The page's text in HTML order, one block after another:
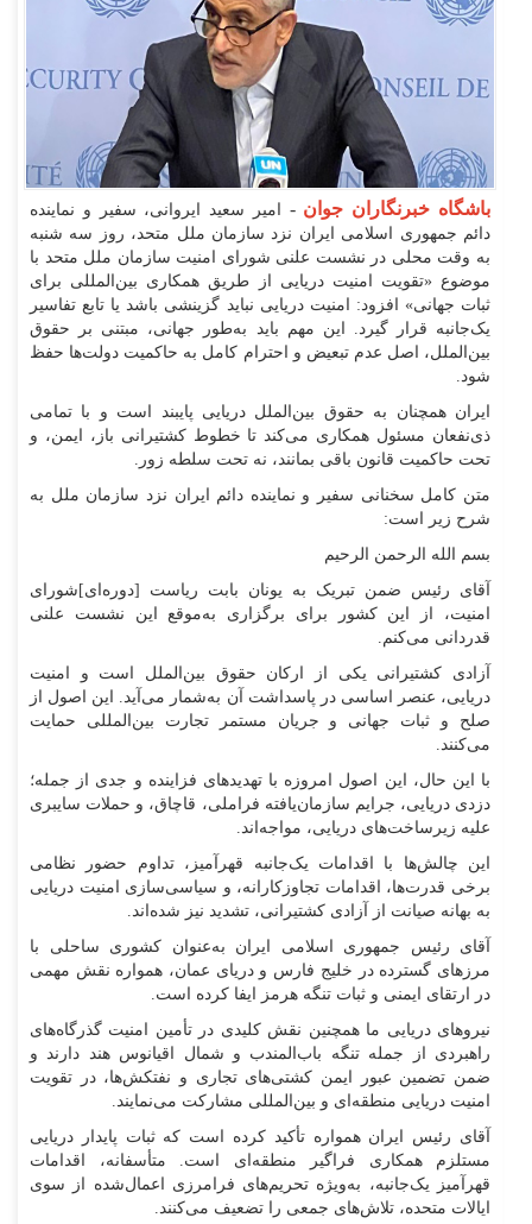
باشگاه خبرنگاران جوان - امیر سعید ایروانی، سفیر و نماینده
دائم جمهوری اسلامی ایران نزد سازمان ملل متحد، روز سه شنبه
به وقت محلی در نشست علنی شورای امنیت سازمان ملل متحد با
موضوع «تقویت امنیت دریایی از طریق همکاری بین‌المللی برای
ثبات جهانی» افزود: امنیت دریایی نباید گزینشی باشد یا تابع تفاسیر
یک‌جانبه قرار گیرد. این مهم باید به‌طور جهانی، مبتنی بر حقوق
بین‌الملل، اصل عدم تبعیض و احترام کامل به حاکمیت دولت‌ها حفظ
شود.
ایران همچنان به حقوق بین‌الملل دریایی پایبند است و با تمامی
ذی‌نفعان مسئول همکاری می‌کند تا خطوط کشتیرانی باز، ایمن، و
تحت حاکمیت قانون باقی بمانند، نه تحت سلطه زور.
متن کامل سخنانی سفیر و نماینده دائم ایران نزد سازمان ملل به
شرح زیر است:
بسم الله الرحمن الرحیم
آقای رئیس ضمن تبریک به یونان بابت ریاست [دوره‌ای]شورای
امنیت، از این کشور برای برگزاری به‌موقع این نشست علنی
قدردانی می‌کنم.
آزادی کشتیرانی یکی از ارکان حقوق بین‌الملل است و امنیت
دریایی، عنصر اساسی در پاسداشت آن به‌شمار می‌آید. این اصول از
صلح و ثبات جهانی و جریان مستمر تجارت بین‌المللی حمایت
می‌کنند.
با این حال، این اصول امروزه با تهدید‌های فزاینده و جدی از جمله؛
دزدی دریایی، جرایم سازمان‌یافته فراملی، قاچاق، و حملات سایبری
علیه زیرساخت‌های دریایی، مواجه‌اند.
این چالش‌ها با اقدامات یک‌جانبه قهرآمیز، تداوم حضور نظامی
برخی قدرت‌ها، اقدامات تجاوزکارانه، و سیاسی‌سازی امنیت دریایی
به بهانه صیانت از آزادی کشتیرانی، تشدید نیز شده‌اند.
آقای رئیس جمهوری اسلامی ایران به‌عنوان کشوری ساحلی با
مرز‌های گسترده در خلیج فارس و دریای عمان، همواره نقش مهمی
در ارتقای ایمنی و ثبات تنگه هرمز ایفا کرده است.
نیرو‌های دریایی ما همچنین نقش کلیدی در تأمین امنیت گذرگاه‌های
راهبردی از جمله تنگه باب‌المندب و شمال اقیانوس هند دارند و
ضمن تضمین عبور ایمن کشتی‌های تجاری و نفتکش‌ها، در تقویت
امنیت دریایی منطقه‌ای و بین‌المللی مشارکت می‌نمایند.
آقای رئیس ایران همواره تأکید کرده است که ثبات پایدار دریایی
مستلزم همکاری فراگیر منطقه‌ای است. متأسفانه، اقدامات
قهرآمیز یک‌جانبه، به‌ویژه تحریم‌های فرامرزی اعمال‌شده از سوی
ایالات متحده، تلاش‌های جمعی را تضعیف می‌کنند.